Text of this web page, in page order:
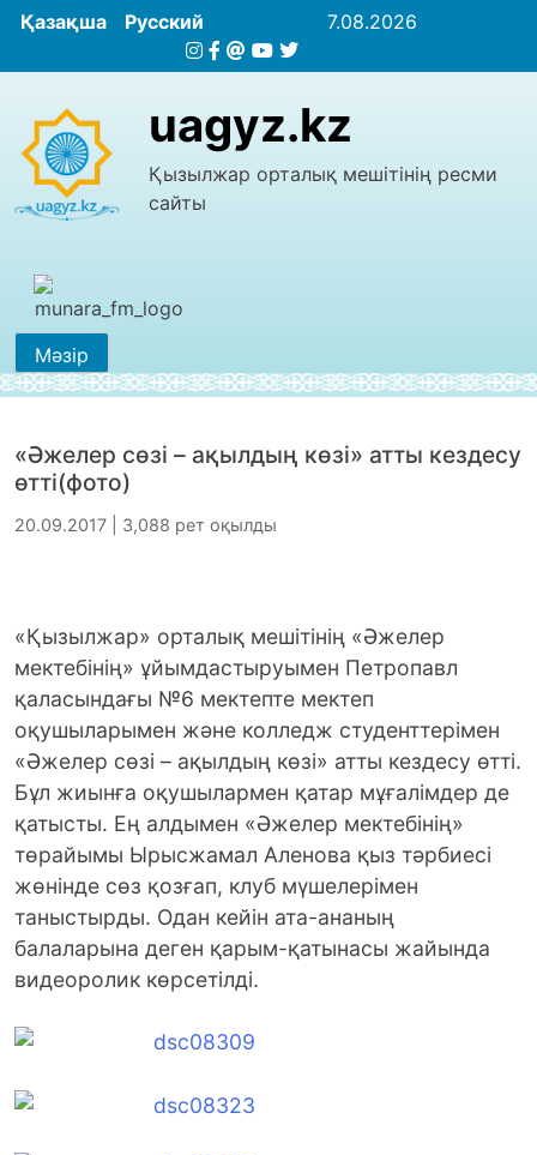
Қазақша Русский 7.08.2026
uagyz.kz
Қызылжар орталық мешітінің ресми
сайты
Мәзір
«Әжелер сөзі – ақылдың көзі» атты кездесу
өтті(фото)
20.09.2017 | 3,088 рет оқылды
«Қызылжар» орталық мешітінің «Әжелер
мектебінің» ұйымдастыруымен Петропавл
қаласындағы №6 мектепте мектеп
оқушыларымен және колледж студенттерімен
«Әжелер сөзі – ақылдың көзі» атты кездесу өтті.
Бұл жиынға оқушылармен қатар мұғалімдер де
қатысты. Ең алдымен «Әжелер мектебінің»
төрайымы Ырысжамал Аленова қыз тәрбиесі
жөнінде сөз қозғап, клуб мүшелерімен
таныстырды. Одан кейін ата-ананың
балаларына деген қарым-қатынасы жайында
видеоролик көрсетілді.